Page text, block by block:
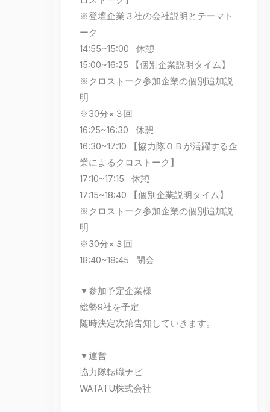
※登壇企業３社の会社説明とテーマト
ーク
14:55~15:00 休憩
15:00~16:25 【個別企業説明タイム】
※クロストーク参加企業の個別追加説
明
※30分×３回
16:25~16:30 休憩
16:30~17:10 【協力隊ＯＢが活躍する企
業によるクロストーク】
17:10~17:15 休憩
17:15~18:40 【個別企業説明タイム】
※クロストーク参加企業の個別追加説
明
※30分×３回
18:40~18:45 閉会
▼参加予定企業様
総勢9社を予定
随時決定次第告知していきます。
▼運営
協力隊転職ナビ
WATATU株式会社